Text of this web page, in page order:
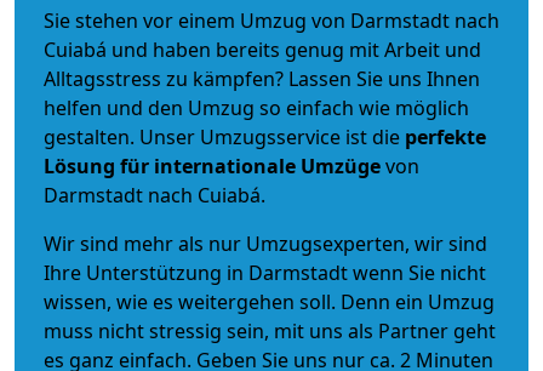
Sie stehen vor einem Umzug von Darmstadt nach
Cuiabá und haben bereits genug mit Arbeit und
Alltagsstress zu kämpfen? Lassen Sie uns Ihnen
helfen und den Umzug so einfach wie möglich
gestalten. Unser Umzugsservice ist die perfekte
Lösung für internationale Umzügevon
Darmstadt nach Cuiabá.
Wir sind mehr als nur Umzugsexperten, wir sind
Ihre Unterstützung in Darmstadt wenn Sie nicht
wissen, wie es weitergehen soll. Denn ein Umzug
muss nicht stressig sein, mit uns als Partner geht
es ganz einfach. Geben Sie uns nur ca. 2 Minuten